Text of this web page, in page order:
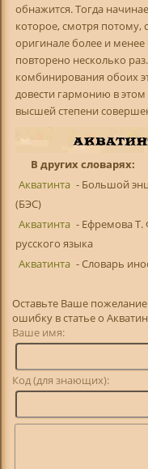
обнажится. Тогда
которое, смотря потому,
оригинале более и
повторено несколько
комбинирования обоих
довести гармонию в
высшей степени
В других словарях:
Акватинта - Большой
(БЭС)
Акватинта - Ефремова Т.
русского языка
Акватинта - Словарь
Оставьте Ваше
ошибку в статье о
Ваше имя:
Код (для знающих):